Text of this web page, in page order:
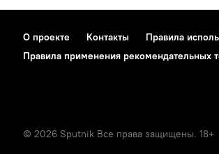
О проекте Контакты Правила
Правила применения рекомендательных
© 2026 Sputnik Все права защищены. 18+